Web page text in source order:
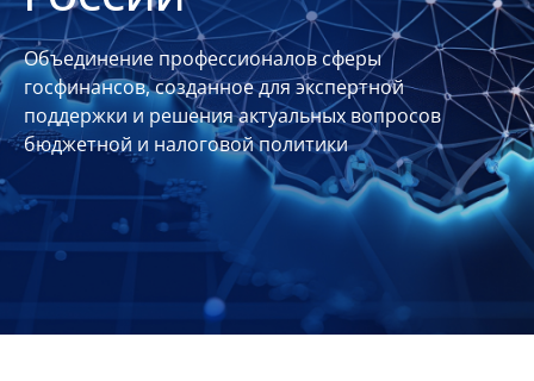
Совет
Союза
Участники
Планы
отчеты
Контакты
Объединение профессионалов сферы
госфинансов, созданное для экспертной
поддержки и решения актуальных вопросов
бюджетной и налоговой политики